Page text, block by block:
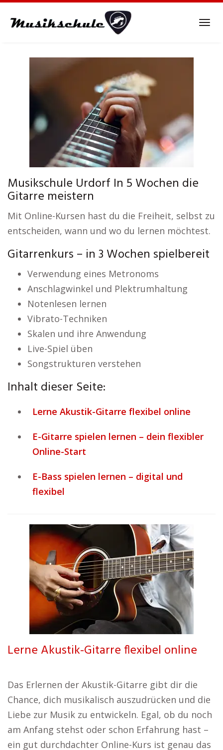
Musikschule Urdorf In 5 Wochen die
Gitarre meistern
Mit Online-Kursen hast du die Freiheit, selbst zu
entscheiden, wann und wo du lernen möchtest.
Gitarrenkurs – in 3 Wochen spielbereit
Verwendung eines Metronoms
Anschlagwinkel und Plektrumhaltung
Notenlesen lernen
Vibrato-Techniken
Skalen und ihre Anwendung
Live-Spiel üben
Songstrukturen verstehen
Inhalt dieser Seite:
Lerne Akustik-Gitarre flexibel online
E-Gitarre spielen lernen – dein flexibler
Online-Start
E-Bass spielen lernen – digital und
flexibel
Lerne Akustik-Gitarre flexibel online
Das Erlernen der Akustik-Gitarre gibt dir die
Chance, dich musikalisch auszudrücken und die
Liebe zur Musik zu entwickeln. Egal, ob du noch
am Anfang stehst oder schon Erfahrung hast –
ein gut durchdachter Online-Kurs ist genau das